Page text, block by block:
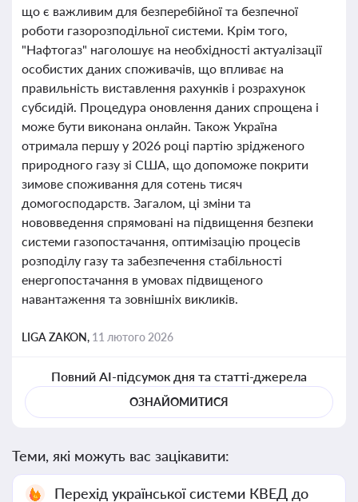
що є важливим для безперебійної та безпечної
роботи газорозподільної системи. Крім того,
"Нафтогаз" наголошує на необхідності актуалізації
особистих даних споживачів, що впливає на
правильність виставлення рахунків і розрахунок
субсидій. Процедура оновлення даних спрощена і
може бути виконана онлайн. Також Україна
отримала першу у 2026 році партію зрідженого
природного газу зі США, що допоможе покрити
зимове споживання для сотень тисяч
домогосподарств. Загалом, ці зміни та
нововведення спрямовані на підвищення безпеки
системи газопостачання, оптимізацію процесів
розподілу газу та забезпечення стабільності
енергопостачання в умовах підвищеного
навантаження та зовнішніх викликів.
LIGA ZAKON, 11 лютого 2026
Повний AI-підсумок дня та статті-джерела
ОЗНАЙОМИТИСЯ
Теми, які можуть вас зацікавити:
Перехід української системи КВЕД до